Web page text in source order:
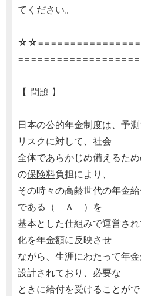
てください。
【 問題 】
日本の公的年金制度は、予
リスクに対して、社会
全体であらかじめ備えるた
の保険料負担により、
その時々の高齢世代の年金
である（ Ａ ）を
基本とした仕組みで運営
化を年金額に反映させ
ながら、生涯にわたって年
設計されており、必要な
ときに給付を受けることが